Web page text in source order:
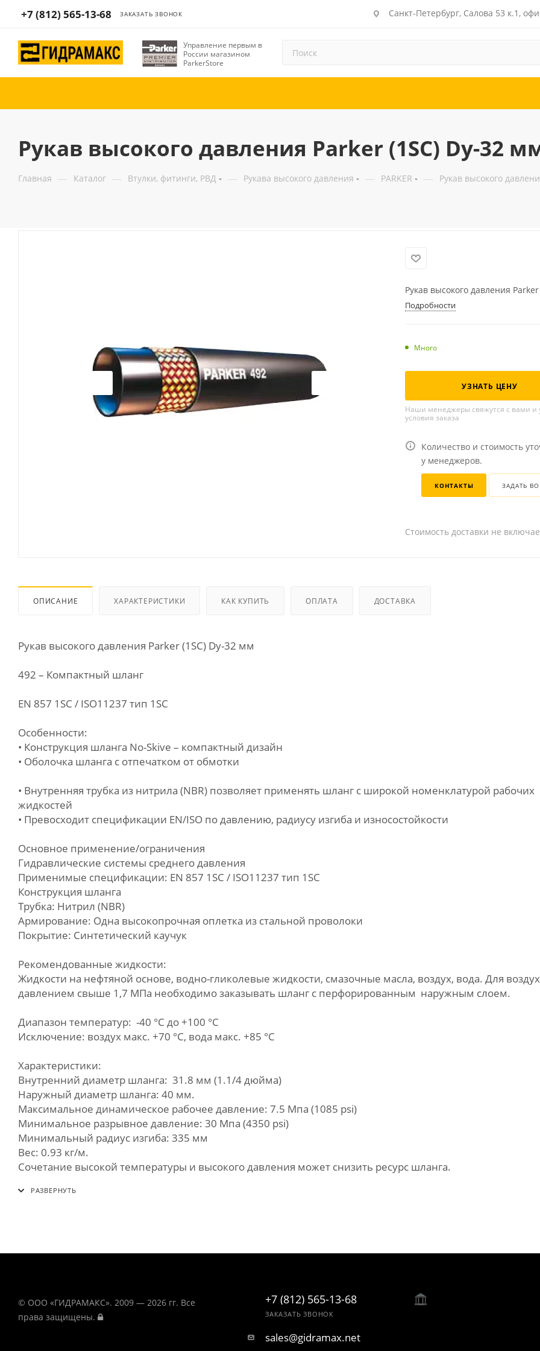
+7 (812) 565-13-68 ЗАКАЗАТЬ ЗВОНОК Санкт-Петербург, Салова 53 к.1,
Управление первым в
России магазином
ParkerStore
Рукав высокого давления Parker (1SC) Dу-32
Главная — Каталог — Втулки, фитинги, РВД — Рукава высокого давления — PARKER — Рукав высокого
Рукав высокого давления
Подробности
Много
УЗНАТЬ ЦЕНУ
Наши менеджеры свяжутся с вами и
условия заказа
Количество и стоимость
у менеджеров.
КОНТАКТЫ ЗАДАТЬ
Стоимость доставки не
ОПИСАНИЕ ХАРАКТЕРИСТИКИ КАК КУПИТЬ ОПЛАТА ДОСТАВКА
Рукав высокого давления Parker (1SC) Dу-32 мм
492 – Компактный шланг
EN 857 1SC / ISO11237 тип 1SC
Особенности:
• Конструкция шланга No-Skive – компактный дизайн
• Оболочка шланга с отпечатком от обмотки
• Внутренняя трубка из нитрила (NBR) позволяет применять шланг с широкой номенклатурой рабочих
жидкостей
• Превосходит спецификации EN/ISO по давлению, радиусу изгиба и износостойкости
Основное применение/ограничения
Гидравлические системы среднего давления
Применимые спецификации: EN 857 1SC / ISO11237 тип 1SC
Конструкция шланга
Трубка: Нитрил (NBR)
Армирование: Одна высокопрочная оплетка из стальной проволоки
Покрытие: Синтетический каучук
Рекомендованные жидкости:
Жидкости на нефтяной основе, водно-гликолевые жидкости, смазочные масла, воздух, вода. Для
давлением свыше 1,7 МПа необходимо заказывать шланг с перфорированным наружным слоем.
Диапазон температур: -40 °C до +100 °C
Исключение: воздух макс. +70 °C, вода макс. +85 °C
Характеристики:
Внутренний диаметр шланга: 31.8 мм (1.1/4 дюйма)
Наружный диаметр шланга: 40 мм.
Максимальное динамическое рабочее давление: 7.5 Мпа (1085 psi)
Минимальное разрывное давление: 30 Мпа (4350 psi)
Минимальный радиус изгиба: 335 мм
Вес: 0.93 кг/м.
Сочетание высокой температуры и высокого давления может снизить ресурс шланга.
© ООО «ГИДРАМАКС». 2009 — 2026 гг. Все
права защищены.
+7 (812) 565-13-68
ЗАКАЗАТЬ ЗВОНОК
sales@gidramax.net